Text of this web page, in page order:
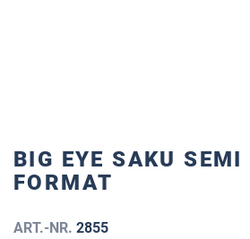
BIG EYE SAKU SEMI
FORMAT
ART.-NR. 2855